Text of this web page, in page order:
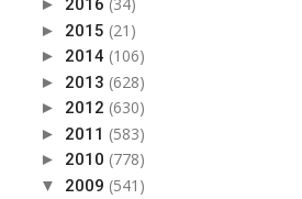
► 2016 (34)
► 2015 (21)
► 2014 (106)
► 2013 (628)
► 2012 (630)
► 2011 (583)
► 2010 (778)
▼ 2009 (541)